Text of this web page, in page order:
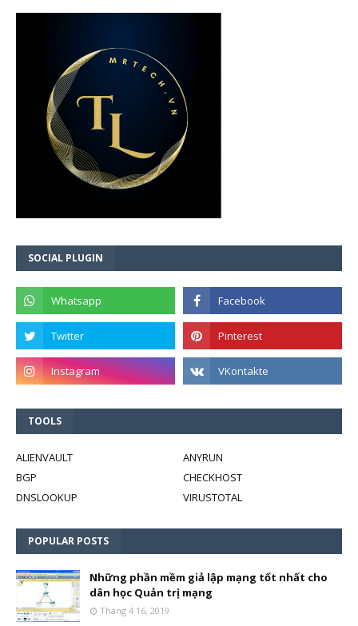
SOCIAL PLUGIN
TOOLS
ALIENVAULT
ANYRUN
BGP
CHECKHOST
DNSLOOKUP
VIRUSTOTAL
POPULAR POSTS
Những phần mềm giả lập mạng tốt nhất cho
dân học Quản trị mạng
Tháng 4 16, 2019